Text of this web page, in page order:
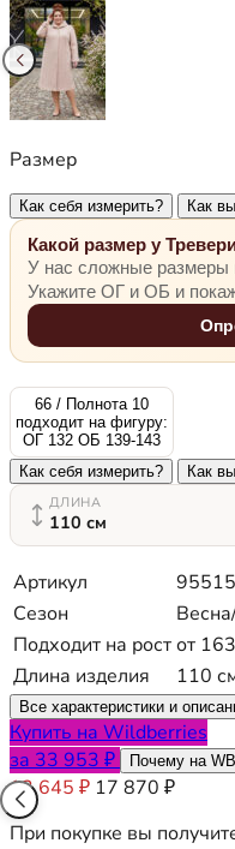
Размер
Как себя измерить? Как
Какой размер у
У нас сложные
Укажите ОГ и ОБ и
66 / Полнота 10
подходит на фигуру:
ОГ 132 ОБ 139-143
Как себя измерить?
Как
ДЛИНА
110 см
Артикул
Сезон
Подходит на ростот
Длина изделия
110
Все характеристики и
Купить на Wildberries
за 33 953 ₽
Почему на
12 645 ₽ 17 870 ₽
При покупке вы